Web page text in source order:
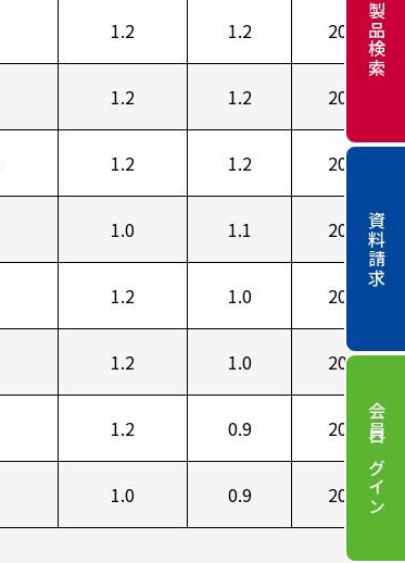
製品検索
資料請求
会員ログイン
1.2 1.2 20
1.2 1.2 20
1.2 1.2 20
1.0 1.1 20
1.2 1.0 20
1.2 1.0 20
1.2 0.9 20
1.0 0.9 20